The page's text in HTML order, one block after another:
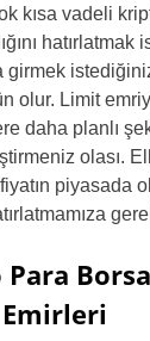
kısa vadeli
girmek
olur. Limit
daha planlı
olası.
piyasada